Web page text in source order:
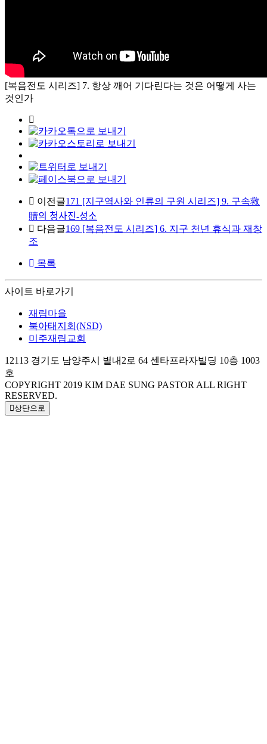
[복음전도 시리즈] 7. 항상 깨어 기다린다는 것은 어떻게 사는
것인가
이전글171 [지구역사와 인류의 구원 시리즈] 9. 구속救
贖의 청사진-성소
다음글169 [복음전도 시리즈] 6. 지구 천년 휴식과 재창
조
목록
사이트 바로가기
재림마을
북아태지회(NSD)
미주재림교회
12113 경기도 남양주시 별내2로 64 센타프라자빌딩 10층 1003
호
COPYRIGHT 2019 KIM DAE SUNG PASTOR ALL RIGHT
RESERVED.
상단으로